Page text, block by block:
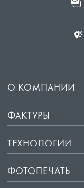
О КОМПАНИИ
ФАКТУРЫ
ТЕХНОЛОГИИ
ФОТОПЕЧАТЬ